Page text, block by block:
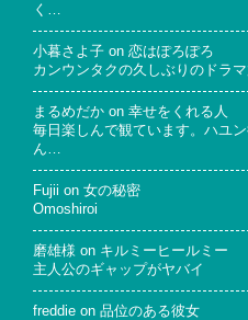
く…
小暮さよ子 on 恋はぽろぽろ
カンウンタクの久しぶりのドラ
まるめだか on 幸せをくれる人
毎日楽しんで観ています。ハユ
ん…
Fujii on 女の秘密
Omoshiroi
磨雄様 on キルミーヒールミー
主人公のギャップがヤバイ
freddie on 品位のある彼女